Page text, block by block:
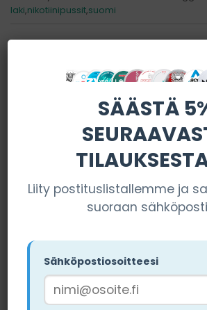
laki,nikotiinipussit,suomi
SUOSITUT MYYMÄLÄT
VIERAILE
SIVUSTOLLA
Tilausehdot pätevät (Käytä
koodia "NIKOTIINIT15")
Los
SÄÄSTÄ
Liity postituslistallemme ja
suoraan
Sähköpostiosoitteesi